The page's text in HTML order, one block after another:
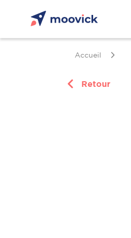
Accueil
Retour